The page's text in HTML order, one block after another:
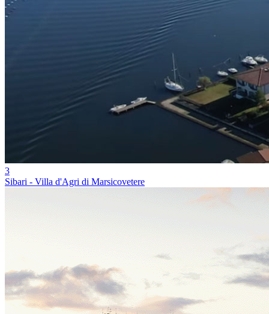
3
Sibari - Villa d'Agri di Marsicovetere